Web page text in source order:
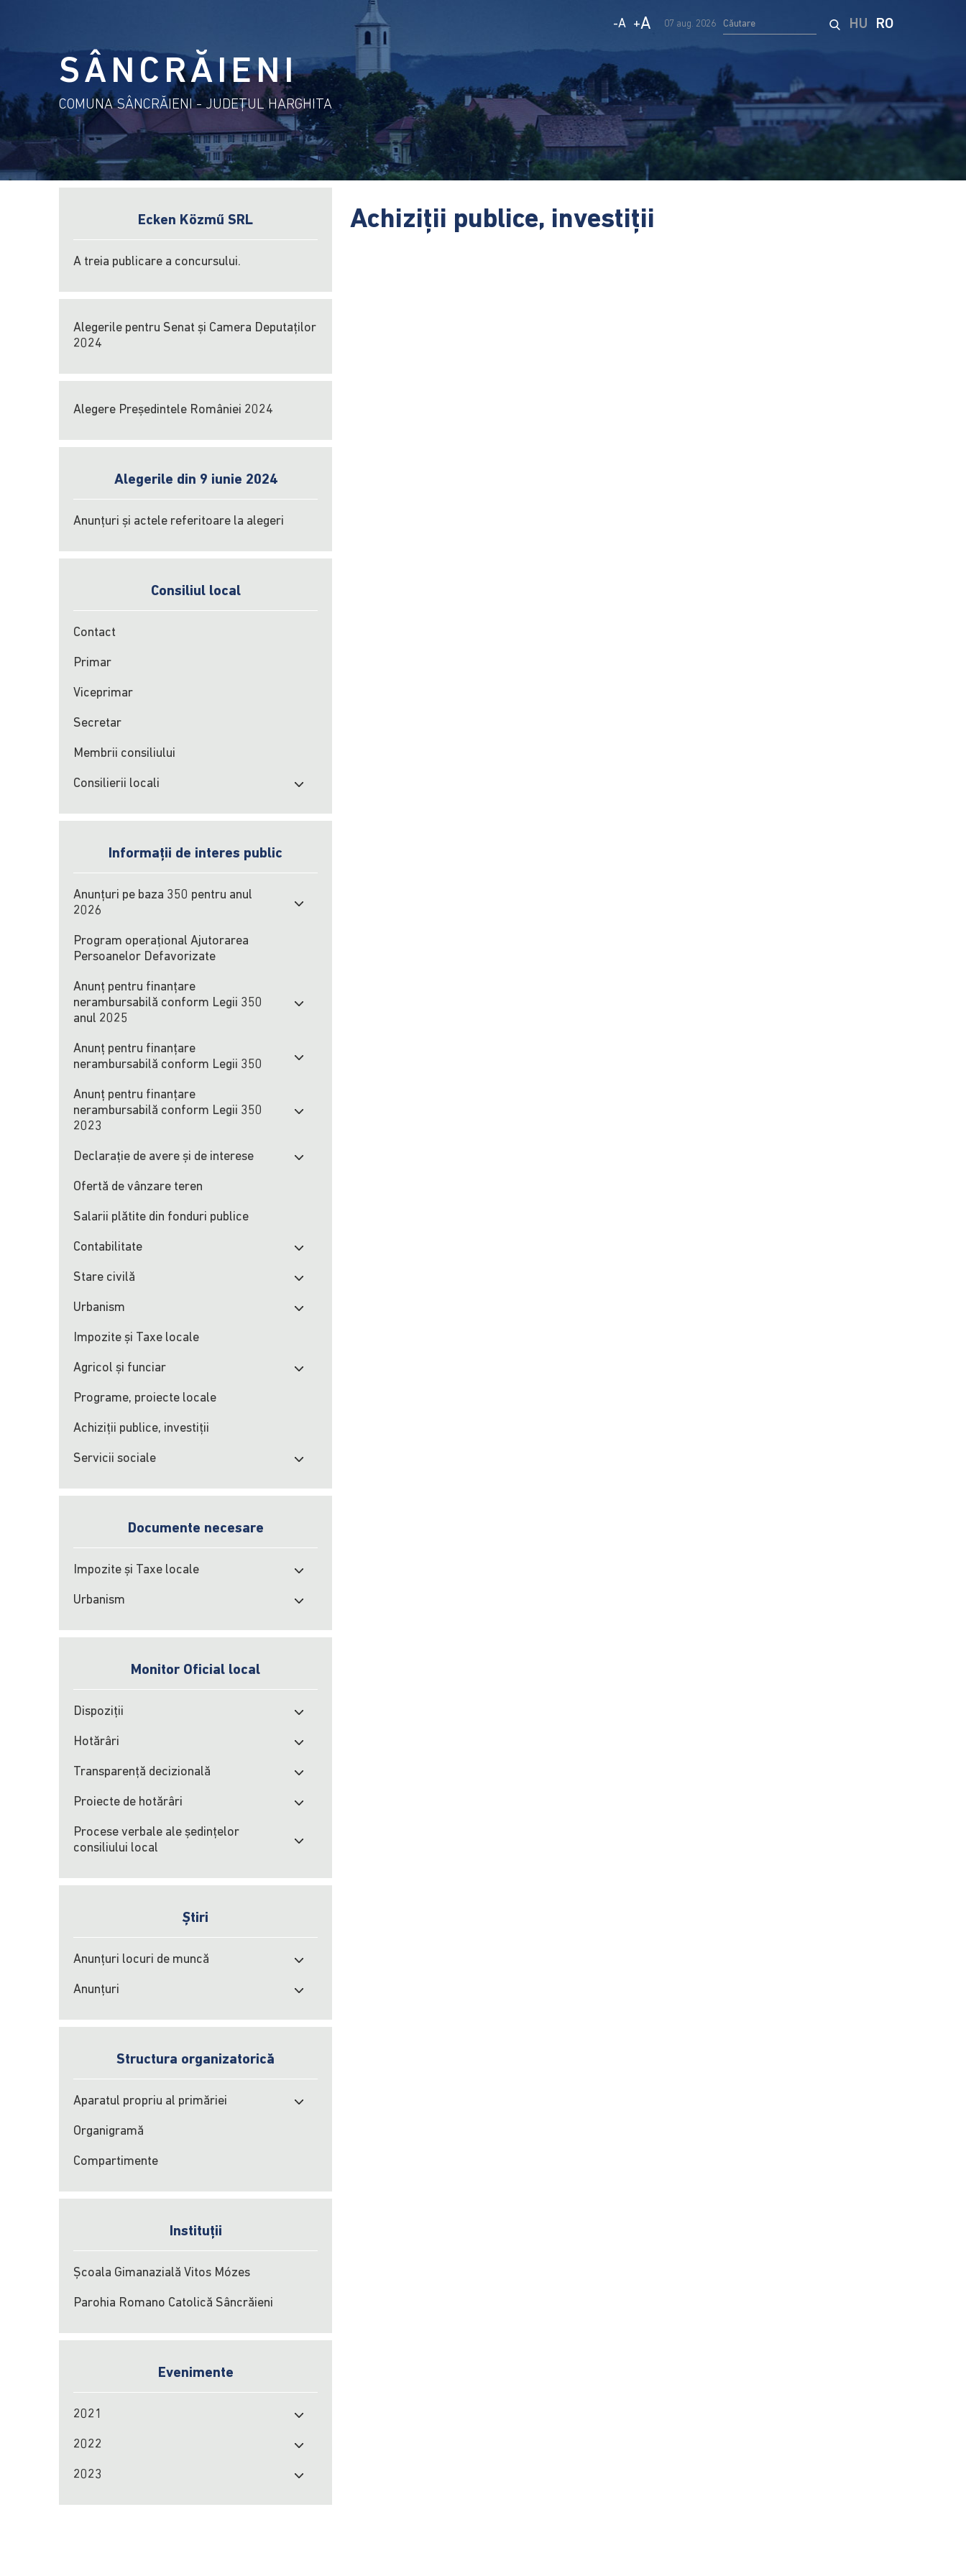
-A +A 07 aug. 2026 HU RO
SÂNCRĂIENI
COMUNA SÂNCRĂIENI - JUDEŢUL HARGHITA
Ecken Közmű SRL
A treia publicare a concursului.
Alegerile pentru Senat și Camera Deputaților
2024
Alegere Președintele României 2024
Alegerile din 9 iunie 2024
Anunțuri și actele referitoare la alegeri
Consiliul local
Contact
Primar
Viceprimar
Secretar
Membrii consiliului
Consilierii locali
Informații de interes public
Anunțuri pe baza 350 pentru anul
2026
Program operațional Ajutorarea
Persoanelor Defavorizate
Anunț pentru finanțare
nerambursabilă conform Legii 350
anul 2025
Anunț pentru finanțare
nerambursabilă conform Legii 350
Anunț pentru finanțare
nerambursabilă conform Legii 350
2023
Declarație de avere și de interese
Ofertă de vânzare teren
Salarii plătite din fonduri publice
Contabilitate
Stare civilă
Urbanism
Impozite şi Taxe locale
Agricol şi funciar
Programe, proiecte locale
Achiziţii publice, investiţii
Servicii sociale
Documente necesare
Impozite şi Taxe locale
Urbanism
Monitor Oficial local
Dispoziții
Hotărâri
Transparență decizională
Proiecte de hotărâri
Procese verbale ale şedinţelor
consiliului local
Știri
Anunțuri locuri de muncă
Anunțuri
Structura organizatorică
Aparatul propriu al primăriei
Organigramă
Compartimente
Instituții
Școala Gimanazială Vitos Mózes
Parohia Romano Catolică Sâncrăieni
Evenimente
2021
2022
2023
Achiziţii publice, investiţii